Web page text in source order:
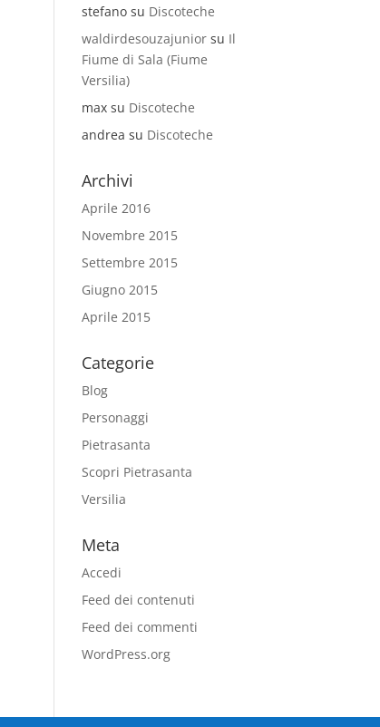
stefano su Discoteche
waldirdesouzajunior su Il
Fiume di Sala (Fiume
Versilia)
max su Discoteche
andrea su Discoteche
Archivi
Aprile 2016
Novembre 2015
Settembre 2015
Giugno 2015
Aprile 2015
Categorie
Blog
Personaggi
Pietrasanta
Scopri Pietrasanta
Versilia
Meta
Accedi
Feed dei contenuti
Feed dei commenti
WordPress.org